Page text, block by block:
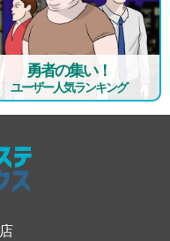
勇者の集い！
ユーザー人気ランキング
店